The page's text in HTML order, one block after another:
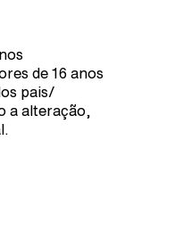
de 16 anos
pais/
a alteração,